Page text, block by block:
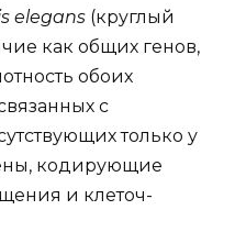
elegans (круглый
как общих генов,
обоих
с
только у
кодирующие
и клеточ-